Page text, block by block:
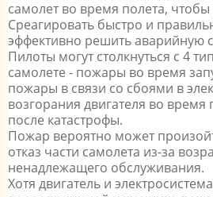
самолет во время полета,
Среагировать быстро и
эффективно решить аварийную
Пилоты могут столкнуться с 4
самолете - пожары во время
пожары в связи со сбоями в
возгорания двигателя во
после катастрофы.
Пожар вероятно может
отказ части самолета из-за
ненадлежащего обслуживания.
Хотя двигатель и